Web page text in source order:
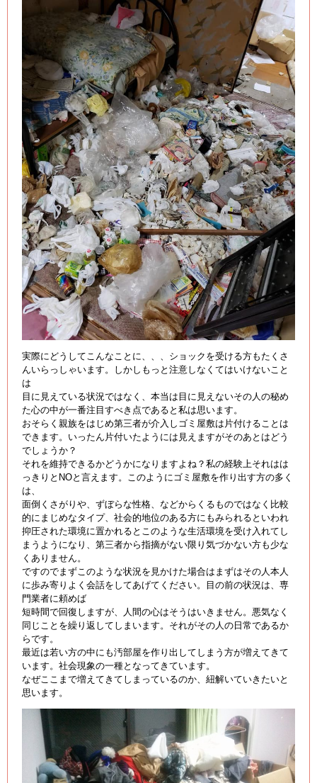
実際にどうしてこんなことに、、、ショックを受ける方もたくさ
んいらっしゃいます。しかしもっと注意しなくてはいけないこと
は
目に見えている状況ではなく、本当は目に見えないその人の秘め
た心の中が一番注目すべき点であると私は思います。
おそらく親族をはじめ第三者が介入しゴミ屋敷は片付けることは
できます。いったん片付いたようには見えますがそのあとはどう
でしょうか？
それを維持できるかどうかになりますよね？私の経験上それはは
っきりとNOと言えます。このようにゴミ屋敷を作り出す方の多く
は、
面倒くさがりや、ずぼらな性格、などからくるものではなく比較
的にまじめなタイプ、社会的地位のある方にもみられるといわれ
抑圧された環境に置かれるとこのような生活環境を受け入れてし
まうようになり、第三者から指摘がない限り気づかない方も少な
くありません。
ですのでまずこのような状況を見かけた場合はまずはその人本人
に歩み寄りよく会話をしてあげてください。目の前の状況は、専
門業者に頼めば
短時間で回復しますが、人間の心はそうはいきません。悪気なく
同じことを繰り返してしまいます。それがその人の日常であるか
らです。
最近は若い方の中にも汚部屋を作り出してしまう方が増えてきて
います。社会現象の一種となってきています。
なぜここまで増えてきてしまっているのか、紐解いていきたいと
思います。